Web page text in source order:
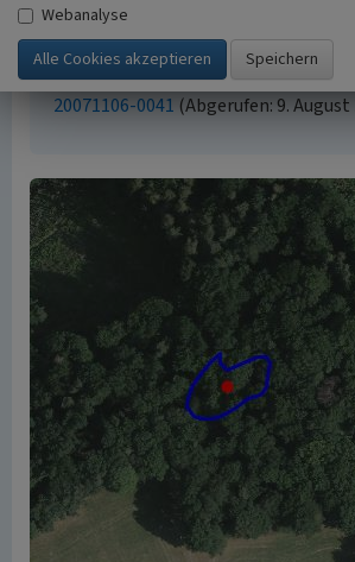
„Steinbruch bei Mittelhombrechen”.
Kultur.Landschaft.Digital. URL:
https://www.kuladig.de/
20071106-0041 (Abgerufen: 9. August
Webanalyse